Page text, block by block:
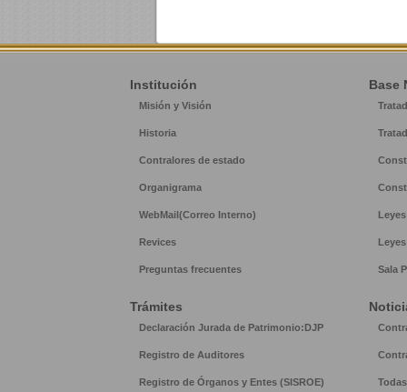
Institución Base
Misión y Visión
Historia
Contralores de estado
Organigrama
WebMail(Correo Interno)
Revices
Preguntas frecuentes Sala
Trámites
Declaración Jurada de Patrimonio:DJP
Registro de Auditores
Registro de Órganos y Entes (SISROE)